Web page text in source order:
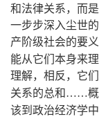
和法律关系， 而
一步步深入尘世
产阶级社会的要义
能从它们本身来
理解， 相反， 它
关系的总和……概
该到政治经济学